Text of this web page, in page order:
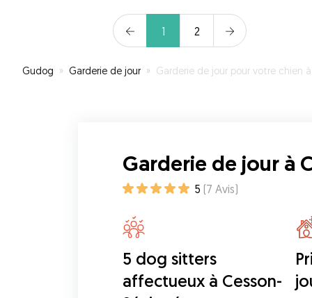
1 2
Gudog » Garderie de jour » Garderie de jour pour votre chien à Cesson-Sévigné
Garderie de jour à
5 (7 Avis)
5 dog sitters
affectueux à Cesson-